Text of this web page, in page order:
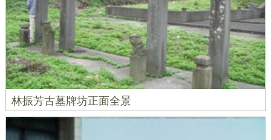
林振芳古墓牌坊正面全景